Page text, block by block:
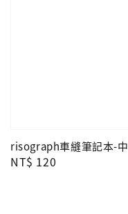
risograph車縫筆記本-中
Regular
NT$ 120